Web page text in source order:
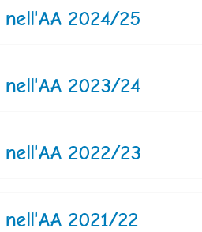
2024/25
2023/24
nell'AA 2022/23
2021/22